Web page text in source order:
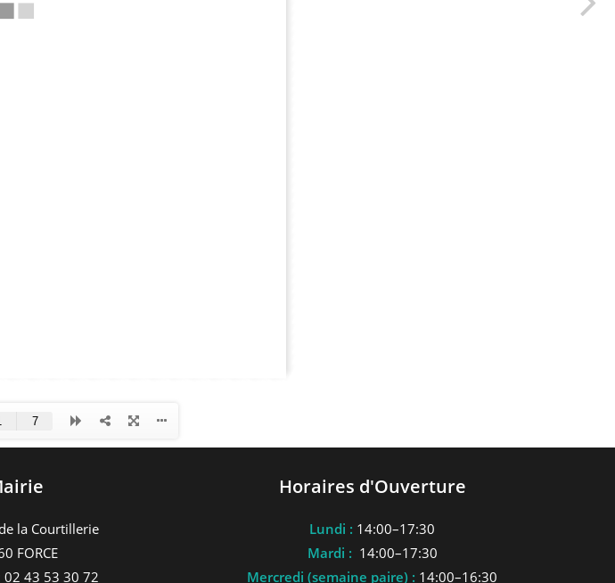
la Courtillerie
FORCE
02 43 53 30 72
Horaires d'Ouverture
Lundi : 14:00–17:30
Mardi : 14:00–17:30
Mercredi (semaine paire) : 14:00–16:30